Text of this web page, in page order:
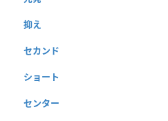
抑え
セカンド
ショート
センター